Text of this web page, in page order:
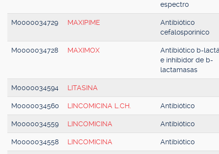
espectro
M0000034729 MAXIPIME
Antibiótico
cefalosporínico
M0000034728 MAXIMOX
Antibiótico b-
e inhibidor de b-
lactamasas
M0000034594 LITASINA
M0000034560 LINCOMICINA L.CH. Antibiótico
M0000034559 LINCOMICINA Antibiótico
M0000034558 LINCOMICINA Antibiótico